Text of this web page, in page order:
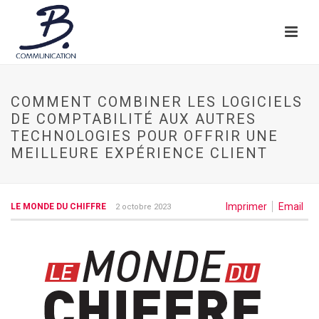
COMMENT COMBINER LES LOGICIELS
DE COMPTABILITÉ AUX AUTRES
TECHNOLOGIES POUR OFFRIR UNE
MEILLEURE EXPÉRIENCE CLIENT
Imprimer Email
LE MONDE DU CHIFFRE 2 octobre 2023